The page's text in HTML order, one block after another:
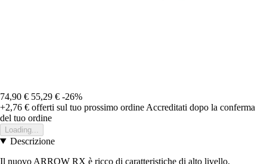
74,90 € 55,29 € -26%
+2,76 € offerti sul tuo prossimo ordine Accreditati dopo la conferma
del tuo ordine
Loading...
Descrizione
Il nuovo ARROW RX è ricco di caratteristiche di alto livello.